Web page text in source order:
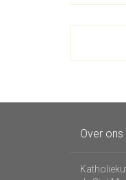
Over ons